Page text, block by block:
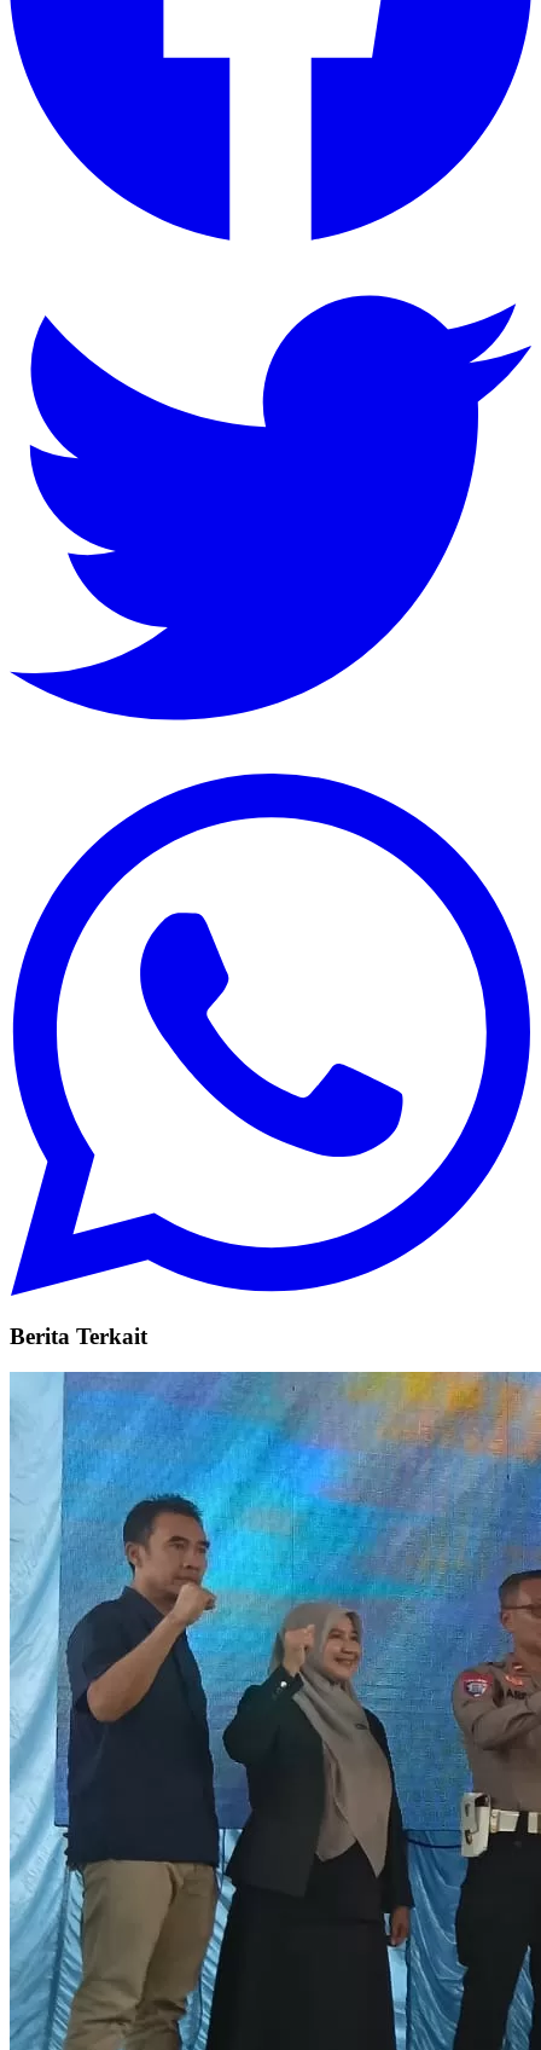
Berita Terkait